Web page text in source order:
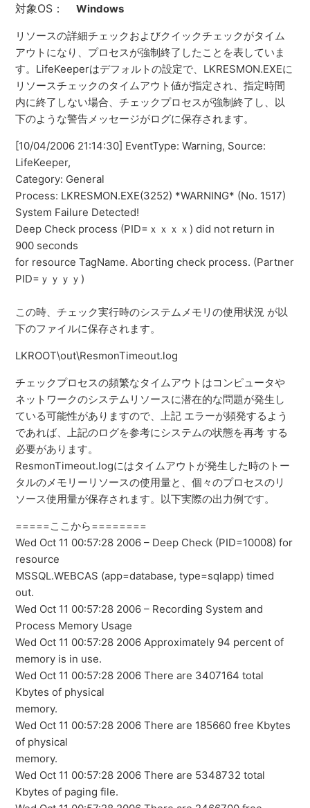
対象OS： Windows
リソースの詳細チェックおよびクイックチェックがタイム
アウトになり、プロセスが強制終了したことを表していま
す。LifeKeeperはデフォルトの設定で、LKRESMON.EXEに
リソースチェックのタイムアウト値が指定され、指定時間
内に終了しない場合、チェックプロセスが強制終了し、以
下のような警告メッセージがログに保存されます。
[10/04/2006 21:14:30] EventType: Warning, Source:
LifeKeeper,
Category: General
Process: LKRESMON.EXE(3252) *WARNING* (No. 1517)
System Failure Detected!
Deep Check process (PID=ｘｘｘｘ) did not return in
900 seconds
for resource TagName. Aborting check process. (Partner
PID=ｙｙｙｙ)
この時、チェック実行時のシステムメモリの使用状況 が以
下のファイルに保存されます。
LKROOT\out\ResmonTimeout.log
チェックプロセスの頻繁なタイムアウトはコンピュータや
ネットワークのシステムリソースに潜在的な問題が発生し
ている可能性がありますので、上記 エラーが頻発するよう
であれば、上記のログを参考にシステムの状態を再考 する
必要があります。
ResmonTimeout.logにはタイムアウトが発生した時のトー
タルのメモリーリソースの使用量と、個々のプロセスのリ
ソース使用量が保存されます。以下実際の出力例です。
=====ここから========
Wed Oct 11 00:57:28 2006 – Deep Check (PID=10008) for
resource
MSSQL.WEBCAS (app=database, type=sqlapp) timed
out.
Wed Oct 11 00:57:28 2006 – Recording System and
Process Memory Usage
Wed Oct 11 00:57:28 2006 Approximately 94 percent of
memory is in use.
Wed Oct 11 00:57:28 2006 There are 3407164 total
Kbytes of physical
memory.
Wed Oct 11 00:57:28 2006 There are 185660 free Kbytes
of physical
memory.
Wed Oct 11 00:57:28 2006 There are 5348732 total
Kbytes of paging file.